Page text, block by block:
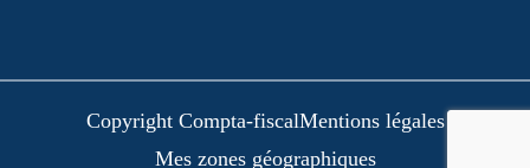
Copyright Compta-fiscalMentions légales
Mes zones géographiques